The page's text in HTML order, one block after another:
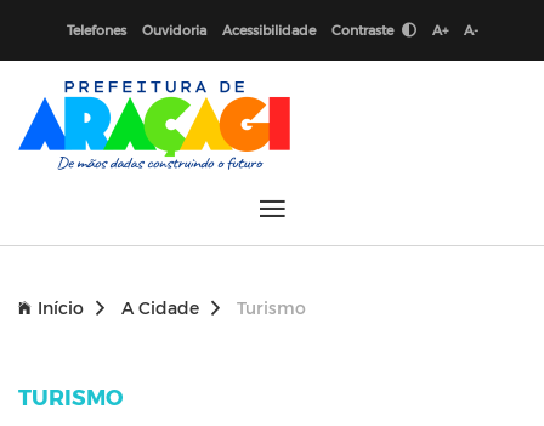
Telefones Ouvidoria Acessibilidade Contraste A+ A-
Início A Cidade Turismo
TURISMO